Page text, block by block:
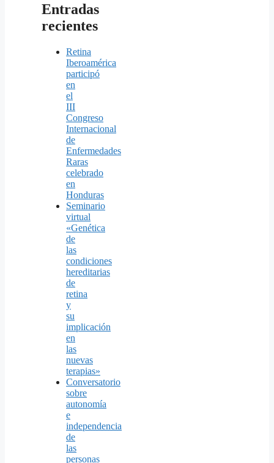
Entradas
recientes
Retina
Iberoamérica
participó
en
el
III
Congreso
Internacional
de
Enfermedades
Raras
celebrado
en
Honduras
Seminario
virtual
«Genética
de
las
condiciones
hereditarias
de
retina
y
su
implicación
en
las
nuevas
terapias»
Conversatorio
sobre
autonomía
e
independencia
de
las
personas